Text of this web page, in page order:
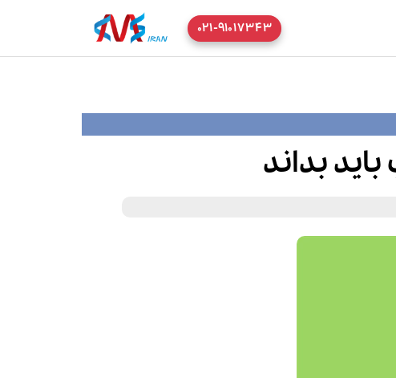
۰۲۱-۹۱۰۱۷۳۴۳